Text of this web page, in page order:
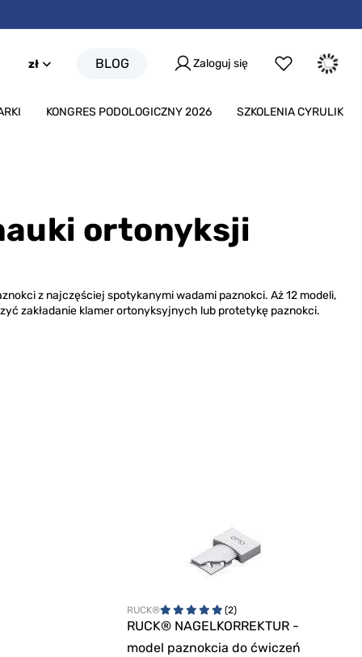
zł BLOG Zaloguj się
KONGRES PODOLOGICZNY 2026 SZKOLENIA CYRULIK
ortonyksji
z najczęściej spotykanymi wadami paznokci. Aż 12 modeli,
zakładanie klamer ortonyksyjnych lub protetykę paznokci.
RUCK® (2)
RUCK® NAGELKORREKTUR -
model paznokcia do ćwiczeń